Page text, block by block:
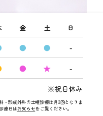
金 土 日
● ● -
● ★ -
※祝日休み
・形成外科の土曜診療は月2回となりま
療日はお知らせをご覧ください。